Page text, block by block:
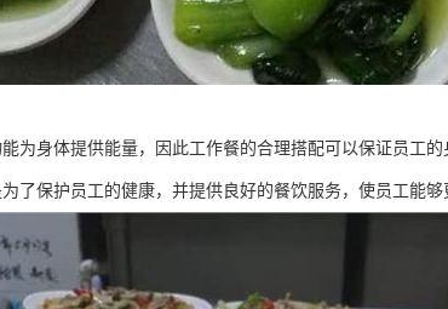
为身体提供能量，因此工作餐的合理搭配可以保证员工
了保护员工的健康，并提供良好的餐饮服务，使员工能